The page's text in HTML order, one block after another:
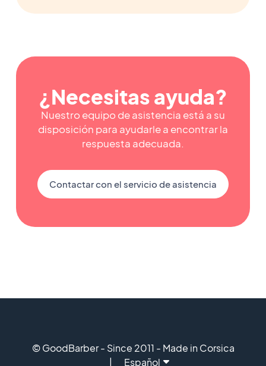
¿Necesitas ayuda?
Nuestro equipo de asistencia está a su
disposición para ayudarle a encontrar la
respuesta adecuada.
Contactar con el servicio de asistencia
© GoodBarber - Since 2011 - Made in Corsica
Español